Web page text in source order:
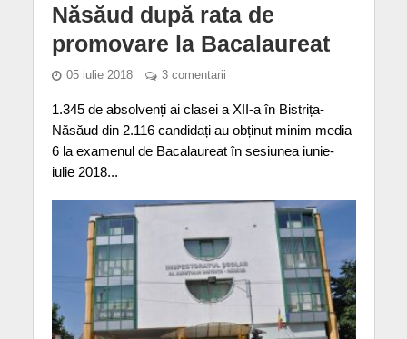
Năsăud după rata de
promovare la Bacalaureat
05 iulie 2018 3 comentarii
1.345 de absolvenți ai clasei a XII-a în Bistrița-
Năsăud din 2.116 candidați au obținut minim media
6 la examenul de Bacalaureat în sesiunea iunie-
iulie 2018...